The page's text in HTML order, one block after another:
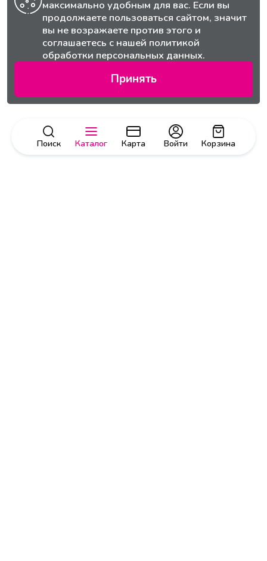
Поиск Каталог Карта Корзина
Войти
максимально удобным для вас. Если вы
продолжаете пользоваться сайтом, значит
вы не возражаете против этого и
соглашаетесь с нашей политикой
обработки персональных данных.
Принять